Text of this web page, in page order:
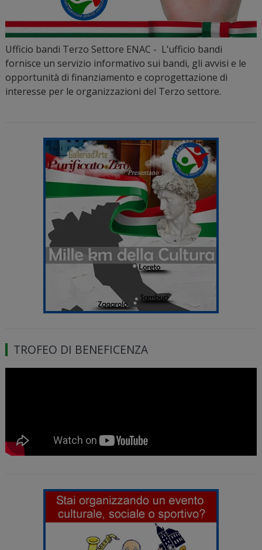
Ufficio bandi Terzo Settore ENAC - L’ufficio bandi
fornisce un servizio informativo sui bandi, gli avvisi e le
opportunità di finanziamento e coprogettazione di
interesse per le organizzazioni del Terzo settore.
TROFEO DI BENEFICENZA